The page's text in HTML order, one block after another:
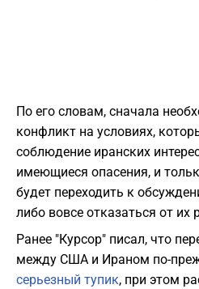
По его словам, сначала
конфликт на условиях,
соблюдение иранских
имеющиеся опасения, и
будет переходить к
либо вовсе отказаться от их
Ранее "Курсор" писал, что
между США и Ираном по-
серьезный тупик, при этом